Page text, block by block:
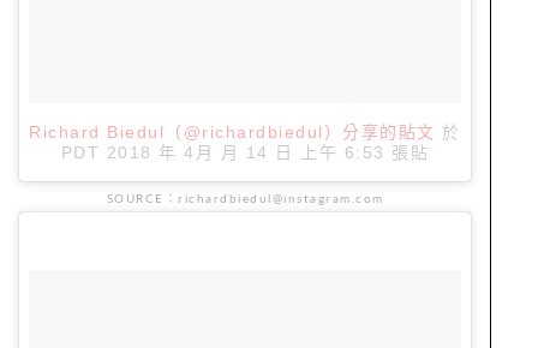
Richard Biedul（@richardbiedul）分享的貼文 於
PDT 2018 年 4月 月 14 日 上午 6:53 張貼
SOURCE：richardbiedul@instagram.com